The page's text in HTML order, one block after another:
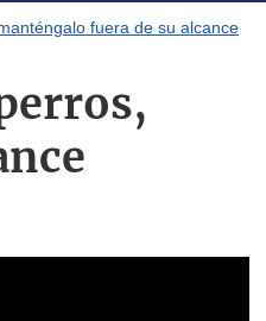
fuera de su alcance